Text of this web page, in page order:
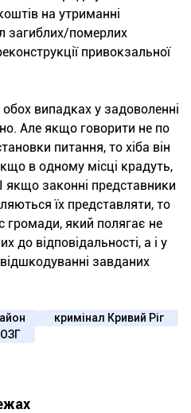
на утриманні
загиблих/померлих
привокзальної
випадках у задоволенні
Але якщо говорити не по
питання, то хіба він
в одному місці крадуть,
якщо законні представники
їх представляти, то
громади, який полягає не
до відповідальності, а і у
завданих
кримінал Кривий Ріг
ОЗГ